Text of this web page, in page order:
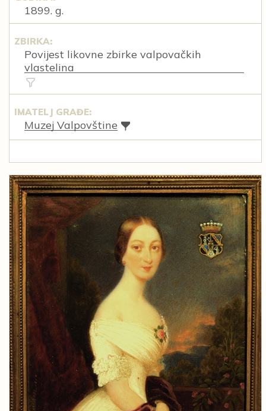
1899. g.
ZBIRKA:
Povijest likovne zbirke valpovačkih
vlastelina
IMATELJ GRAĐE:
Muzej Valpovštine